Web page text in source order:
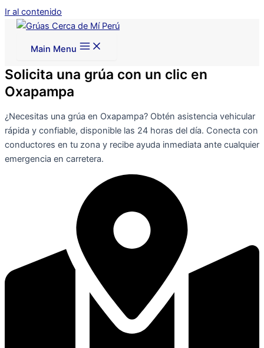
Ir al contenido
Main Menu
Solicita una grúa con un clic en
Oxapampa
¿Necesitas una grúa en Oxapampa? Obtén asistencia vehicular
rápida y confiable, disponible las 24 horas del día. Conecta con
conductores en tu zona y recibe ayuda inmediata ante cualquier
emergencia en carretera.